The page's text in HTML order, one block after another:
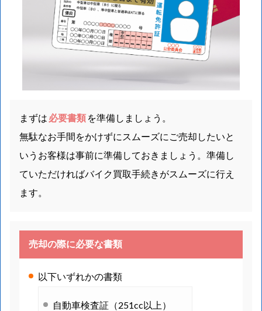
まずは 必要書類 を準備しましょう。
無駄なお手間をかけずにスムーズにご売却したいと
いうお客様は事前に準備しておきましょう。準備し
ていただければバイク買取手続きがスムーズに行え
ます。
売却の際に必要な書類
以下いずれかの書類
自動車検査証（251cc以上）